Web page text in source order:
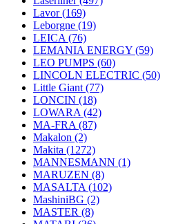
Lavor(169)
Leborgne (19)
LEICA (76)
LEMANIA ENERGY (59)
LEO PUMPS (60)
LINCOLN ELECTRIC (50)
Little Giant (77)
LONCIN (18)
LOWARA (42)
MA-FRA (87)
Makalon (2)
Makita (1272)
MANNESMANN (1)
MARUZEN (8)
MASALTA (102)
MashiniBG (2)
MASTER (8)